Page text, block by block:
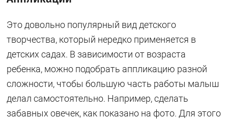
Это довольно популярный вид детского
творчества, который нередко применяется в
детских садах. В зависимости от возраста
ребенка, можно подобрать аппликацию разной
сложности, чтобы большую часть работы малыш
делал самостоятельно. Например, сделать
забавных овечек, как показано на фото. Для этого